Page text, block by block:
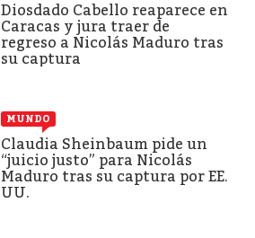
Diosdado Cabello reaparece en
Caracas y jura traer de
regreso a Nicolás Maduro tras
su captura
MUNDO
Claudia Sheinbaum pide un
“juicio justo” para Nicolás
Maduro tras su captura por EE.
UU.